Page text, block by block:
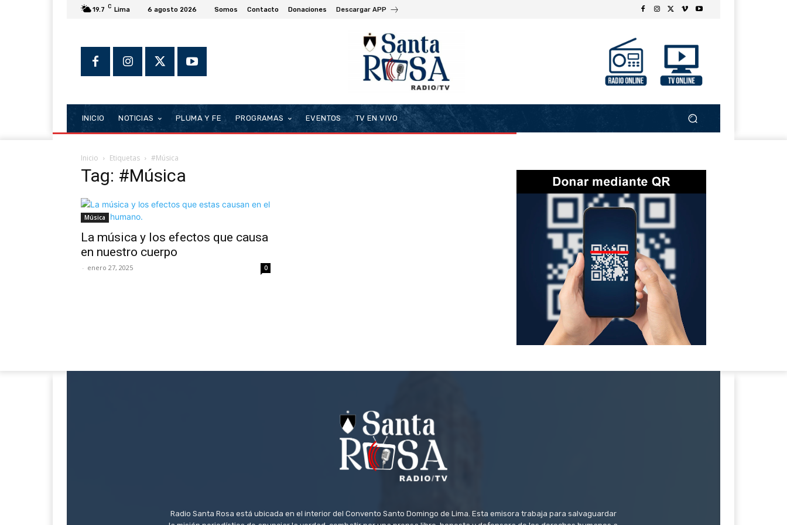
19.7 C Lima 6 agosto 2026 Somos Contacto Donaciones Descargar APP
INICIO NOTICIAS PLUMA Y FE PROGRAMAS EVENTOS TV EN VIVO
Inicio Etiquetas #Música
Tag: #Música
Música
La música y los efectos que causa
en nuestro cuerpo
- enero 27, 2025 0
Radio Santa Rosa está ubicada en el interior del Convento Santo Domingo de Lima. Esta emisora trabaja para salvaguardar